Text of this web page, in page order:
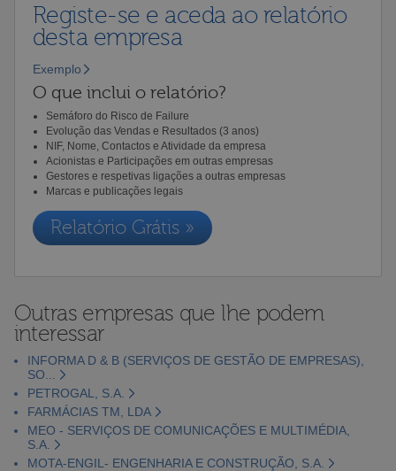
Registe-se e aceda ao relatório
desta empresa
Exemplo
O que inclui o relatório?
Semáforo do Risco de Failure
Evolução das Vendas e Resultados (3 anos)
NIF, Nome, Contactos e Atividade da empresa
Acionistas e Participações em outras empresas
Gestores e respetivas ligações a outras empresas
Marcas e publicações legais
Relatório Grátis »
Outras empresas que lhe podem
interessar
INFORMA D & B (SERVIÇOS DE GESTÃO DE EMPRESAS),
SO...
PETROGAL, S.A.
FARMÁCIAS TM, LDA
MEO - SERVIÇOS DE COMUNICAÇÕES E MULTIMÉDIA,
S.A.
MOTA-ENGIL- ENGENHARIA E CONSTRUÇÃO, S.A.